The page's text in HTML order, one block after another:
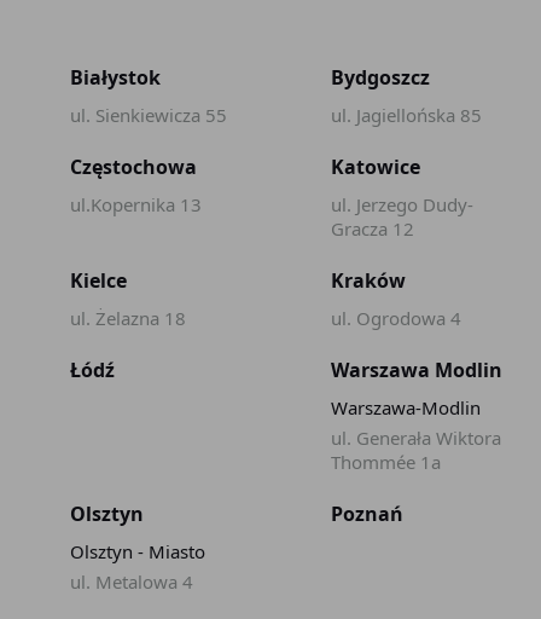
Białystok
ul. Sienkiewicza 55
Bydgoszcz
ul. Jagiellońska 85
Częstochowa
ul.Kopernika 13
Katowice
ul. Jerzego Dudy-
Gracza 12
Kielce
ul. Żelazna 18
Kraków
ul. Ogrodowa 4
Łódź Warszawa Modlin
Warszawa-Modlin
ul. Generała Wiktora
Thommée 1a
Olsztyn
Olsztyn - Miasto
ul. Metalowa 4
Poznań